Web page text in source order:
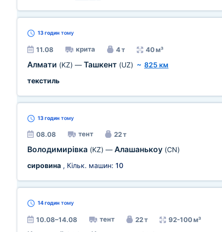
13 годин тому
11.08 крита 4 т 40 м³
Алмати (KZ) — Ташкент (UZ) ~ 825 км
текстиль
13 годин тому
08.08 тент 22 т
Володимирівка (KZ) — Алашанькоу (CN)
сировина , Кільк. машин: 10
14 годин тому
10.08–14.08 тент 22 т 92-100 м³